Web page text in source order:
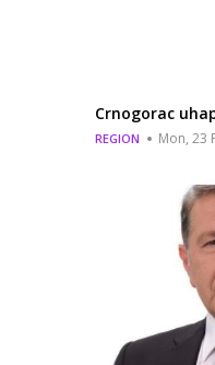
Crnogorac
REGION Mon, 23